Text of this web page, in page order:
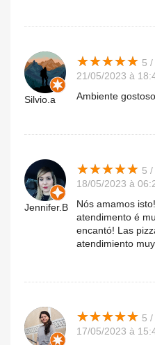
Silvio.a
★★★★★
★★★★★ 5 /
21/05/2023 à
Ambiente
Jennifer.B
★★★★★
★★★★★ 5 /
18/05/2023 à
Nós amamos
atendimento é
encantó! Las
atendimiento muy
★★★★★
★★★★★ 5 /
17/05/2023 à